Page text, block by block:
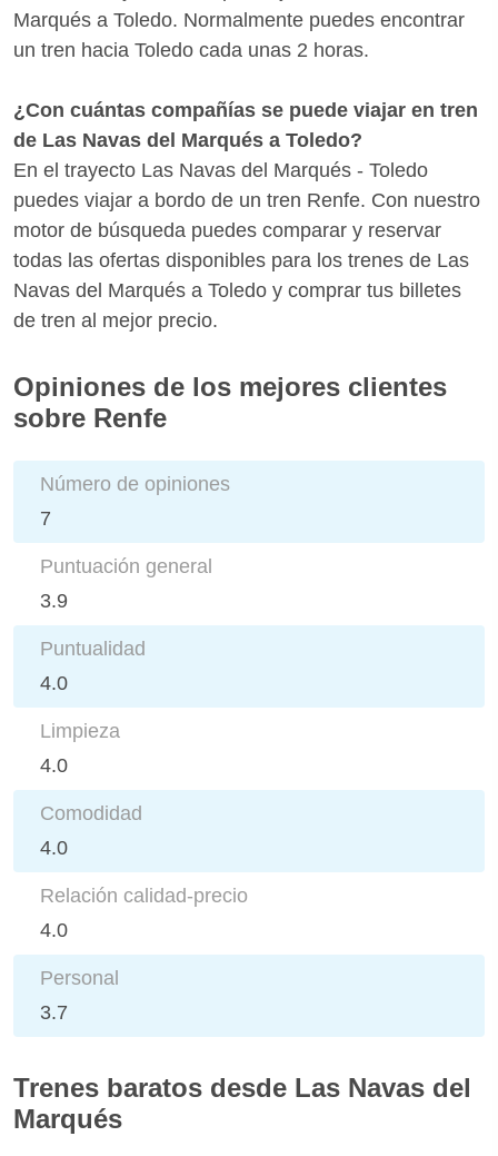
Marqués a Toledo. Normalmente puedes encontrar
un tren hacia Toledo cada unas 2 horas.
¿Con cuántas compañías se puede viajar en tren
de Las Navas del Marqués a Toledo?
En el trayecto Las Navas del Marqués - Toledo
puedes viajar a bordo de un tren Renfe. Con nuestro
motor de búsqueda puedes comparar y reservar
todas las ofertas disponibles para los trenes de Las
Navas del Marqués a Toledo y comprar tus billetes
de tren al mejor precio.
Opiniones de los mejores clientes
sobre Renfe
Número de opiniones
7
Puntuación general
3.9
Puntualidad
4.0
Limpieza
4.0
Comodidad
4.0
Relación calidad-precio
4.0
Personal
3.7
Trenes baratos desde Las Navas del
Marqués